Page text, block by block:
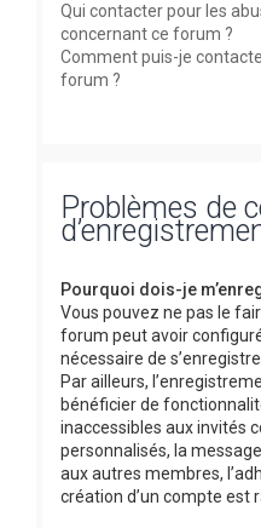
Qui contacter pour les
concernant ce forum ?
Comment puis-je
forum ?
Problèmes de
Pourquoi dois-je
Vous pouvez ne pas le
forum peut avoir
nécessaire de
Par ailleurs,
bénéficier de
inaccessibles aux invités
personnalisés, la
aux autres membres,
création d’un compte est